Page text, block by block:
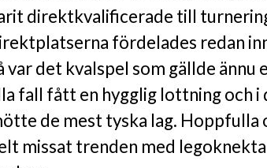
direktkvalificerade till
fördelades redan
var det kvalspel som gällde ännu
fall fått en hygglig lottning och i
de mest tyska lag. Hoppfulla
missat trenden med